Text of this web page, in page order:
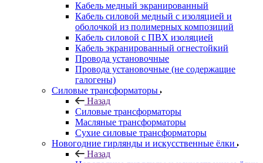
Кабель медный экранированный
Кабель силовой медный с изоляцией и
оболочкой из полимерных композиций
Кабель силовой с ПВХ изоляцией
Кабель экранированный огнестойкий
Провода установочные
Провода установочные (не содержащие
галогены)
Силовые трансформаторы
Назад
Силовые трансформаторы
Масляные трансформаторы
Сухие силовые трансформаторы
Новогодние гирлянды и искусственные ёлки
Назад